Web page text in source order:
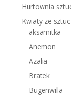
Hurtownia
Kwiaty ze
aksamitka
Anemon
Azalia
Bratek
Bugenwilla